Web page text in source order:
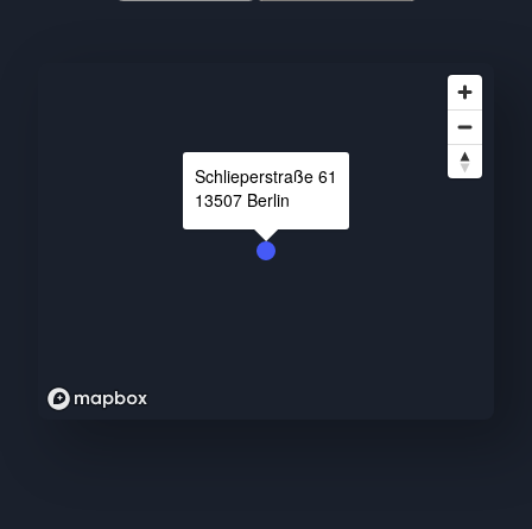
Schlieperstraße 61
13507 Berlin